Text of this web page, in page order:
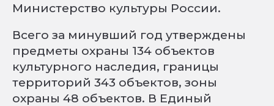
Министерство культуры России.
Всего за минувший год утверждены
предметы охраны 134 объектов
культурного наследия, границы
территорий 343 объектов, зоны
охраны 48 объектов. В Единый